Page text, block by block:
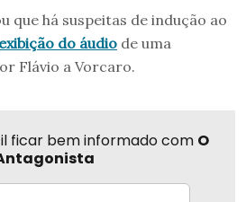
que há suspeitas de indução ao
exibição do áudio de uma
Flávio a Vorcaro.
ficar bem informado com O